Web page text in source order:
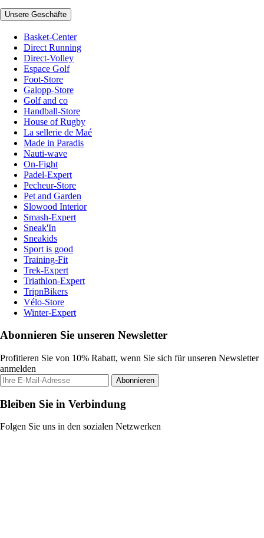
Unsere Geschäfte
Basket-Center
Direct Running
Direct-Volley
Espace Golf
Foot-Store
Galopp-Store
Golf and co
Handball-Store
House of Rugby
La sellerie de Maé
Made in Paradis
Nauti-wave
On-Fight
Padel-Expert
Pecheur-Store
Pet and Garden
Slowood Interior
Smash-Expert
Sneak'In
Sneakids
Sport is good
Training-Fit
Trek-Expert
Triathlon-Expert
TripnBikers
Vélo-Store
Winter-Expert
Abonnieren Sie unseren Newsletter
Profitieren Sie von 10% Rabatt, wenn Sie sich für unseren Newsletter
anmelden
Abonnieren
Bleiben Sie in Verbindung
Folgen Sie uns in den sozialen Netzwerken